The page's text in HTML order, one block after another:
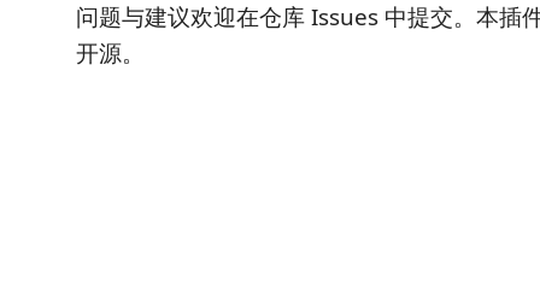
问题与建议欢迎在仓库 Issues 中提交。本插
开源。